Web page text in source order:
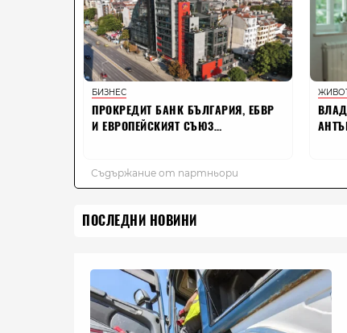
ПОСЛЕДНИ НОВИНИ